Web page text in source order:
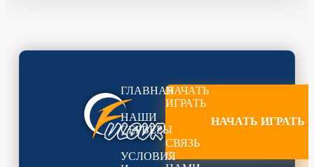
ГЛАВНАЯ
НАШИ
СЕРВЕРЫ
УСЛОВИЯ
НАЧАТЬ
ИГРАТЬ
СВЯЗЬ
С
НАЧАТЬ ИГРАТЬ